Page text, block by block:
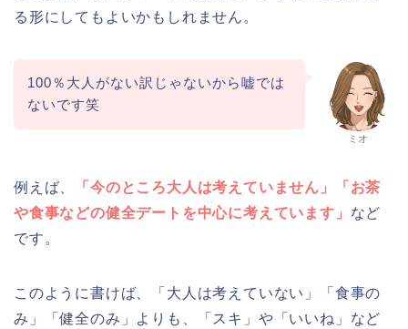
る形にしてもよいかもしれません。
ミオ
100％大人がない訳じゃないから嘘では
ないです笑
例えば、
「今のところ大人は考えていません」「お茶
や食事などの健全デートを中心に考えています」 など
です。
このように書けば、「大人は考えていない」「食事の
み」「健全のみ」よりも、「スキ」や「いいね」など